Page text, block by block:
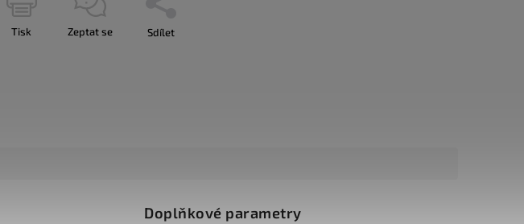
Tisk Zeptat se Sdílet
Doplňkové parametry